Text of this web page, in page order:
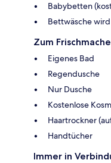
Babybetten
Bettwäsche
Zum
Eigenes Bad
Regendusche
Nur Dusche
Kostenlose
Haartrockner
Handtücher
Immer in